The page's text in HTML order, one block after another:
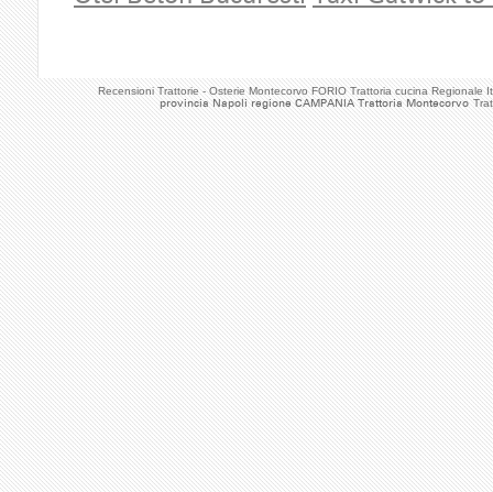
Recensioni Trattorie - Osterie Montecorvo FORIO Trattoria cucina Regionale
provincia Napoli regione CAMPANIA Trattoria Montecorvo